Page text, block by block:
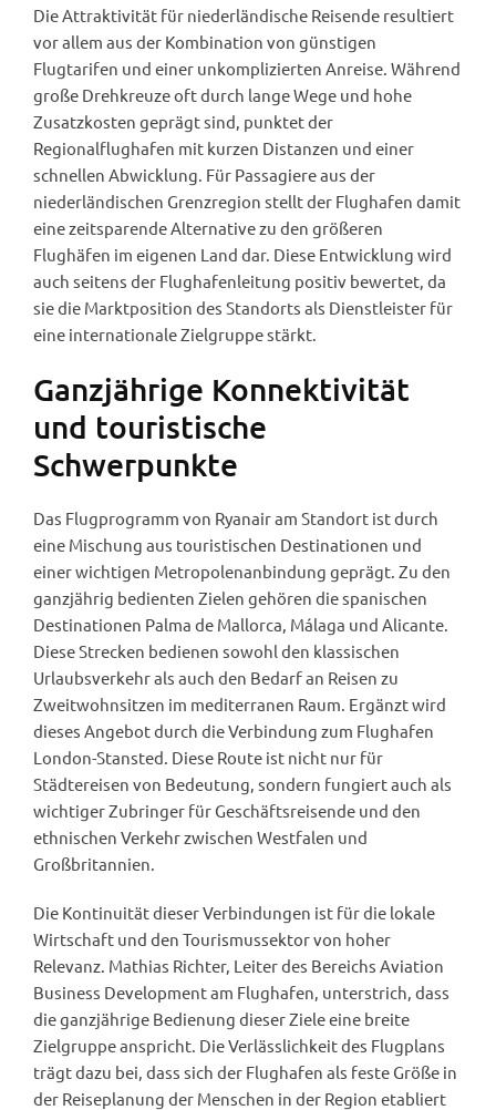
Die Attraktivität für niederländische Reisende resultiert
vor allem aus der Kombination von günstigen
Flugtarifen und einer unkomplizierten Anreise. Während
große Drehkreuze oft durch lange Wege und hohe
Zusatzkosten geprägt sind, punktet der
Regionalflughafen mit kurzen Distanzen und einer
schnellen Abwicklung. Für Passagiere aus der
niederländischen Grenzregion stellt der Flughafen damit
eine zeitsparende Alternative zu den größeren
Flughäfen im eigenen Land dar. Diese Entwicklung wird
auch seitens der Flughafenleitung positiv bewertet, da
sie die Marktposition des Standorts als Dienstleister für
eine internationale Zielgruppe stärkt.
Ganzjährige Konnektivität
und touristische
Schwerpunkte
Das Flugprogramm von Ryanair am Standort ist durch
eine Mischung aus touristischen Destinationen und
einer wichtigen Metropolenanbindung geprägt. Zu den
ganzjährig bedienten Zielen gehören die spanischen
Destinationen Palma de Mallorca, Málaga und Alicante.
Diese Strecken bedienen sowohl den klassischen
Urlaubsverkehr als auch den Bedarf an Reisen zu
Zweitwohnsitzen im mediterranen Raum. Ergänzt wird
dieses Angebot durch die Verbindung zum Flughafen
London-Stansted. Diese Route ist nicht nur für
Städtereisen von Bedeutung, sondern fungiert auch als
wichtiger Zubringer für Geschäftsreisende und den
ethnischen Verkehr zwischen Westfalen und
Großbritannien.
Die Kontinuität dieser Verbindungen ist für die lokale
Wirtschaft und den Tourismussektor von hoher
Relevanz. Mathias Richter, Leiter des Bereichs Aviation
Business Development am Flughafen, unterstrich, dass
die ganzjährige Bedienung dieser Ziele eine breite
Zielgruppe anspricht. Die Verlässlichkeit des Flugplans
trägt dazu bei, dass sich der Flughafen als feste Größe in
der Reiseplanung der Menschen in der Region etabliert